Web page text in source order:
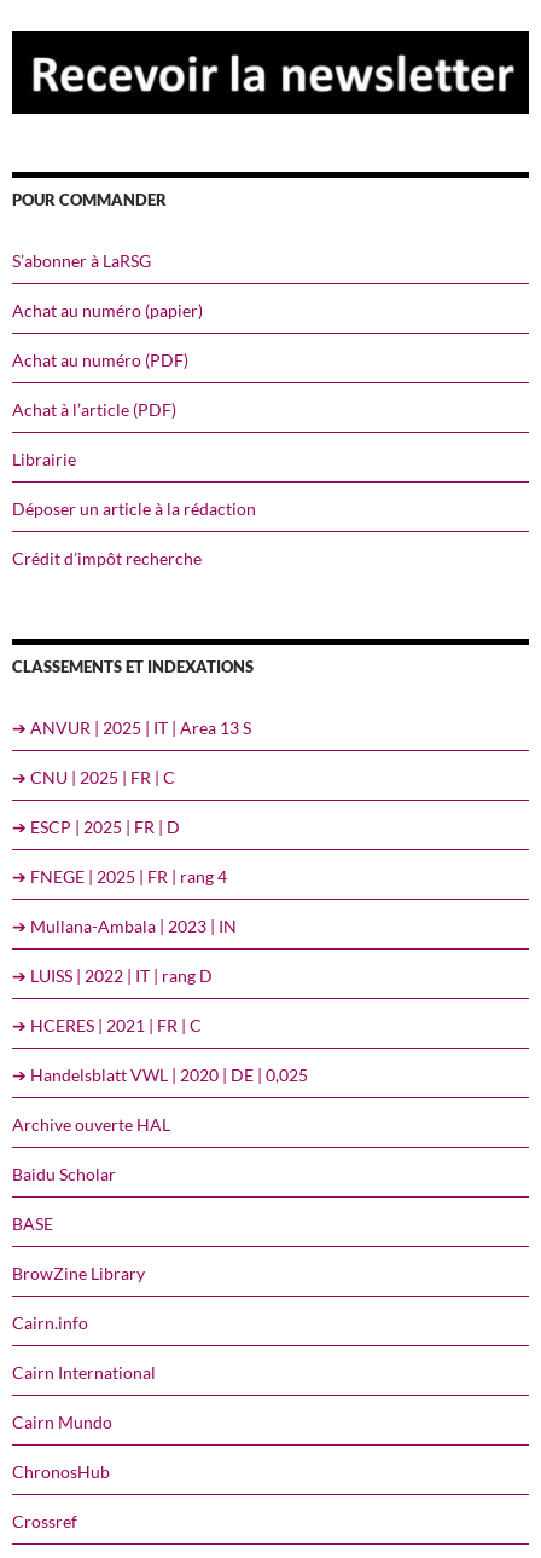
POUR COMMANDER
S’abonner à LaRSG
Achat au numéro (papier)
Achat au numéro (PDF)
Achat à l’article (PDF)
Librairie
Déposer un article à la rédaction
Crédit d’impôt recherche
CLASSEMENTS ET INDEXATIONS
➔ ANVUR | 2025 | IT | Area 13 S
➔ CNU | 2025 | FR | C
➔ ESCP | 2025 | FR | D
➔ FNEGE | 2025 | FR | rang 4
➔ Mullana-Ambala | 2023 | IN
➔ LUISS | 2022 | IT | rang D
➔ HCERES | 2021 | FR | C
➔ Handelsblatt VWL | 2020 | DE | 0,025
Archive ouverte HAL
Baidu Scholar
BASE
BrowZine Library
Cairn.info
Cairn International
Cairn Mundo
ChronosHub
Crossref